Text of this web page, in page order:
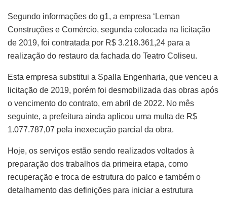
Segundo informações do g1, a empresa ‘Leman
Construções e Comércio, segunda colocada na licitação
de 2019, foi contratada por R$ 3.218.361,24 para a
realização do restauro da fachada do Teatro Coliseu.
Esta empresa substitui a Spalla Engenharia, que venceu a
licitação de 2019, porém foi desmobilizada das obras após
o vencimento do contrato, em abril de 2022. No mês
seguinte, a prefeitura ainda aplicou uma multa de R$
1.077.787,07 pela inexecução parcial da obra.
Hoje, os serviços estão sendo realizados voltados à
preparação dos trabalhos da primeira etapa, como
recuperação e troca de estrutura do palco e também o
detalhamento das definições para iniciar a estrutura